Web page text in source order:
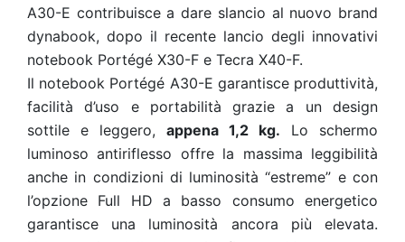
A30-E contribuisce a dare slancio al nuovo brand
dynabook, dopo il recente lancio degli innovativi
notebook Portégé X30-F e Tecra X40-F.
Il notebook Portégé A30-E garantisce produttività,
facilità d’uso e portabilità grazie a un design
sottile e leggero, appena 1,2 kg. Lo schermo
luminoso antiriflesso offre la massima leggibilità
anche in condizioni di luminosità “estreme” e con
l’opzione Full HD a basso consumo energetico
garantisce una luminosità ancora più elevata.